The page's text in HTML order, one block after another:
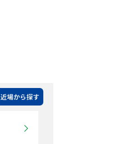
近場から探す